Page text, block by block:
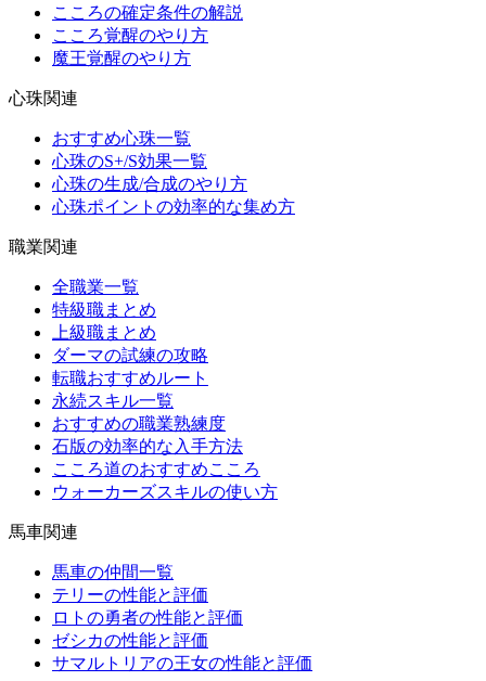
こころの確定条件の解説
こころ覚醒のやり方
魔王覚醒のやり方
心珠関連
おすすめ心珠一覧
心珠のS+/S効果一覧
心珠の生成/合成のやり方
心珠ポイントの効率的な集め方
職業関連
全職業一覧
特級職まとめ
上級職まとめ
ダーマの試練の攻略
転職おすすめルート
永続スキル一覧
おすすめの職業熟練度
石版の効率的な入手方法
こころ道のおすすめこころ
ウォーカーズスキルの使い方
馬車関連
馬車の仲間一覧
テリーの性能と評価
ロトの勇者の性能と評価
ゼシカの性能と評価
サマルトリアの王女の性能と評価